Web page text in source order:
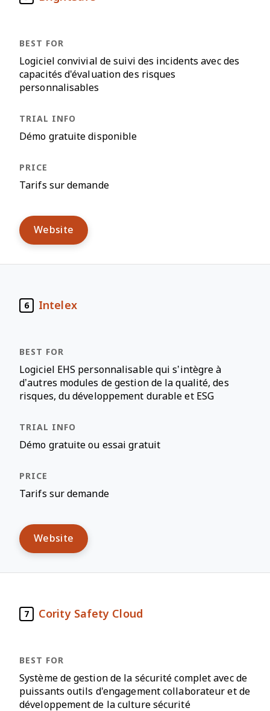
Logiciel convivial de suivi des incidents avec des
capacités d'évaluation des risques
personnalisables
Démo gratuite disponible
Tarifs sur demande
Website
6 Intelex
Logiciel EHS personnalisable qui s’intègre à
d’autres modules de gestion de la qualité, des
risques, du développement durable et ESG
Démo gratuite ou essai gratuit
Tarifs sur demande
Website
7 Cority Safety Cloud
Système de gestion de la sécurité complet avec de
puissants outils d'engagement collaborateur et de
développement de la culture sécurité